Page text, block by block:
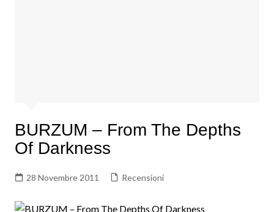
BURZUM – From The Depths
Of Darkness
28 Novembre 2011 Recensioni